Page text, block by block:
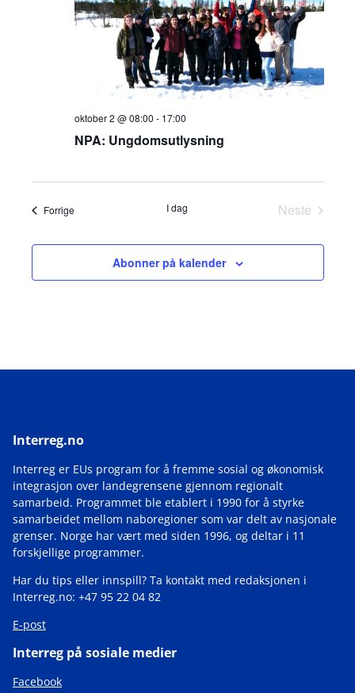
NPA: Ungdomsutlysning
oktober 2 @ 08:00 - 17:00
ForrigeKalender I dag
Neste
Abonner på kalender
Interreg.no
Interreg er EUs program for å fremme sosial og økonomisk
integrasjon over landegrensene gjennom regionalt
samarbeid. Programmet ble etablert i 1990 for å styrke
samarbeidet mellom naboregioner som var delt av nasjonale
grenser. Norge har vært med siden 1996, og deltar i 11
forskjellige programmer.
Har du tips eller innspill? Ta kontakt med redaksjonen i
Interreg.no: +47 95 22 04 82
E-post
Interreg på sosiale medier
Facebook